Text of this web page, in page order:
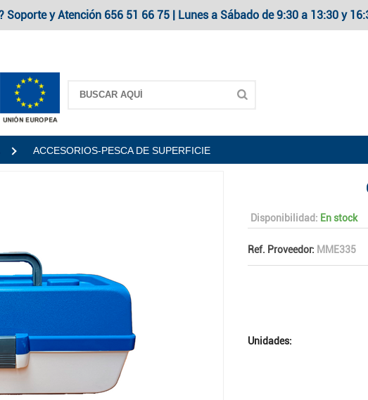
Soporte y Atención 656 51 66 75 | Lunes a Sábado de 9:30 a 13:30 y
ACCESORIOS-PESCA DE SUPERFICIE
Disponibilidad: En stock
Ref. Proveedor: MME335
Unidades: